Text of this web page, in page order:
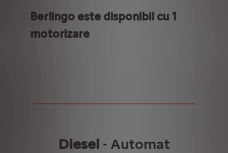
Berlingo este disponibil cu 1
motorizare
Diesel - Automat